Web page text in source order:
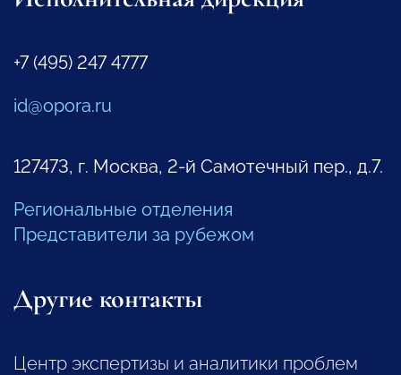
+7 (495) 247 4777
id@opora.ru
127473, г. Москва, 2-й Самотечный пер., д.7.
Региональные отделения
Представители за рубежом
Другие контакты
Центр экспертизы и аналитики проблем